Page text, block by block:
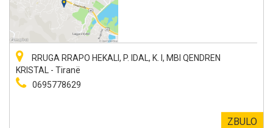
RRUGA RRAPO HEKALI, P. IDAL, K. I, MBI QENDREN
KRISTAL - Tiranë
0695778629
ZBULO